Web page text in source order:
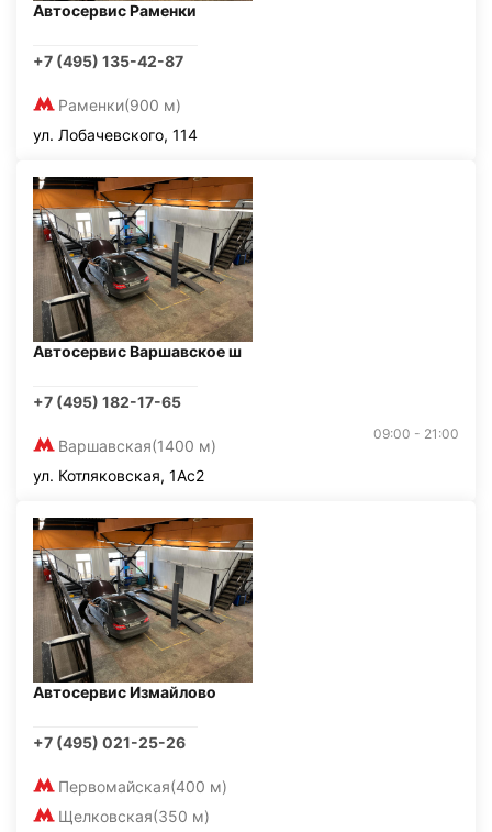
Автосервис Раменки
+7 (495) 135-42-87
Раменки(900 м)
ул. Лобачевского, 114
Автосервис Варшавское ш
+7 (495) 182-17-65
Варшавская(1400 м)
09:00 - 21:00
ул. Котляковская, 1Ас2
Автосервис Измайлово
+7 (495) 021-25-26
Первомайская(400 м)
Щелковская(350 м)